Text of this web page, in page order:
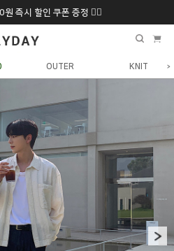
즉시 할인 쿠폰 증정 ❤️‍🔥
9/6 화 ~ 9/12월
OUTER KNIT